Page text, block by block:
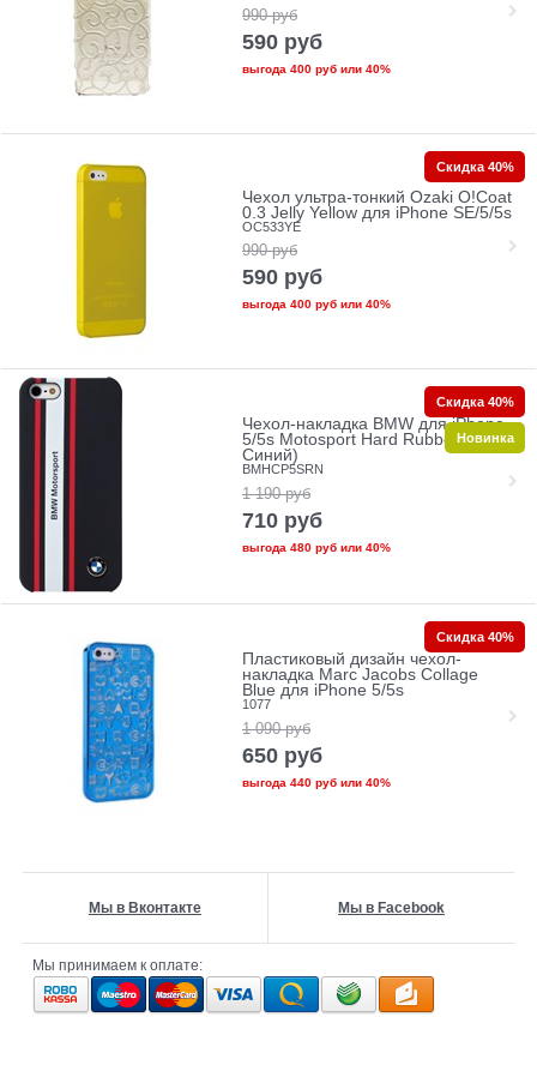
990 руб
590 руб
выгода 400 рубили 40%
Чехол ультра-тонкий Ozaki O!Coat
0.3 Jelly Yellow для iPhone SE/5/5s
OC533YE
990 руб
590 руб
выгода 400 рубили 40%
Скидка 40%
Чехол-накладка BMW для iPhone
5/5s Motosport Hard Rubber (Цвет:
Синий)
BMHCP5SRN
1 190 руб
710 руб
выгода 480 рубили 40%
Скидка 40%
Новинка
Пластиковый дизайн чехол-
накладка Marc Jacobs Collage
Blue для iPhone 5/5s
1077
1 090 руб
650 руб
выгода 440 рубили 40%
Скидка 40%
Мы в Вконтакте Мы в Facebook
Мы принимаем к оплате: